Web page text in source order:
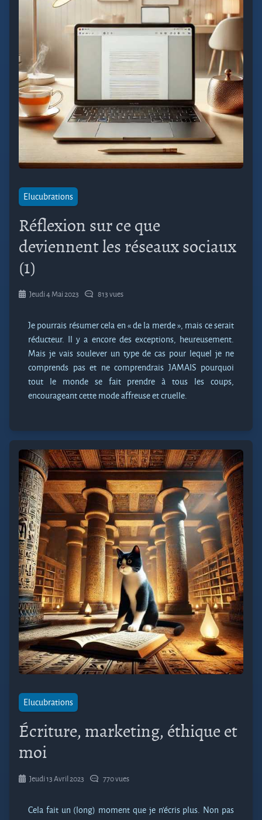
Elucubrations
Réflexion sur ce que
deviennent les réseaux sociaux
(1)
Jeudi 4 Mai 2023 813 vues
Je pourrais résumer cela en « de la merde », mais ce serait
réducteur. Il y a encore des exceptions, heureusement.
Mais je vais soulever un type de cas pour lequel je ne
comprends pas et ne comprendrais JAMAIS pourquoi
tout le monde se fait prendre à tous les coups,
encourageant cette mode affreuse et cruelle.
Elucubrations
Écriture, marketing, éthique et
moi
Jeudi 13 Avril 2023 770 vues
Cela fait un (long) moment que je n’écris plus. Non pas